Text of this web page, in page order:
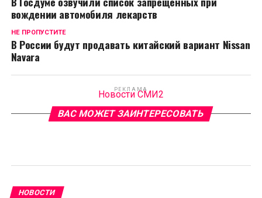
вождении автомобиля лекарств
НЕ ПРОПУСТИТЕ
В России будут продавать китайский вариант Nissan
Navara
РЕКЛАМА
Новости СМИ2
ВАС МОЖЕТ ЗАИНТЕРЕСОВАТЬ
НОВОСТИ